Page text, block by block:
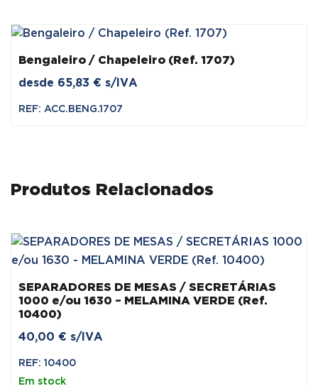
Bengaleiro / Chapeleiro (Ref. 1707)
desde 65,83 € s/IVA
REF: ACC.BENG.1707
Produtos Relacionados
SEPARADORES DE MESAS / SECRETÁRIAS
1000 e/ou 1630 – MELAMINA VERDE (Ref.
10400)
40,00 € s/IVA
REF: 10400
Em stock